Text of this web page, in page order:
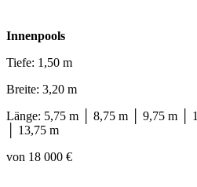
Innenpools
Tiefe: 1,50 m
Breite: 3,20 m
Länge: 5,75 m │ 8,75 m │ 9,75 m │
│ 13,75 m
von 18 000 €